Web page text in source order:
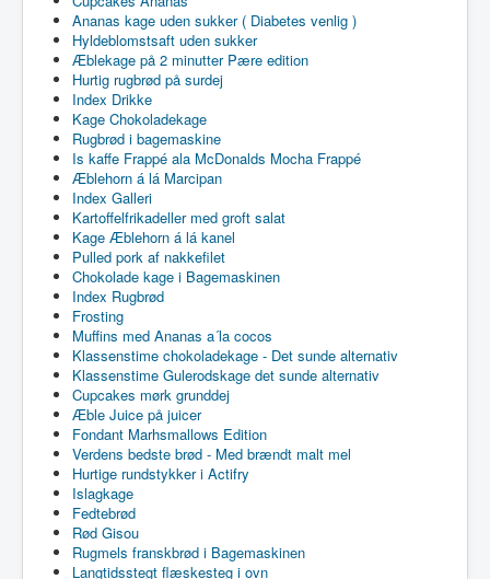
Ananas kage uden sukker ( Diabetes venlig )
Hyldeblomstsaft uden sukker
Æblekage på 2 minutter Pære edition
Hurtig rugbrød på surdej
Index Drikke
Kage Chokoladekage
Rugbrød i bagemaskine
Is kaffe Frappé ala McDonalds Mocha Frappé
Æblehorn á lá Marcipan
Index Galleri
Kartoffelfrikadeller med groft salat
Kage Æblehorn á lá kanel
Pulled pork af nakkefilet
Chokolade kage i Bagemaskinen
Index Rugbrød
Frosting
Muffins med Ananas a´la cocos
Klassenstime chokoladekage - Det sunde alternativ
Klassenstime Gulerodskage det sunde alternativ
Cupcakes mørk grunddej
Æble Juice på juicer
Fondant Marhsmallows Edition
Verdens bedste brød - Med brændt malt mel
Hurtige rundstykker i Actifry
Islagkage
Fedtebrød
Rød Gisou
Rugmels franskbrød i Bagemaskinen
Langtidsstegt flæskesteg i ovn